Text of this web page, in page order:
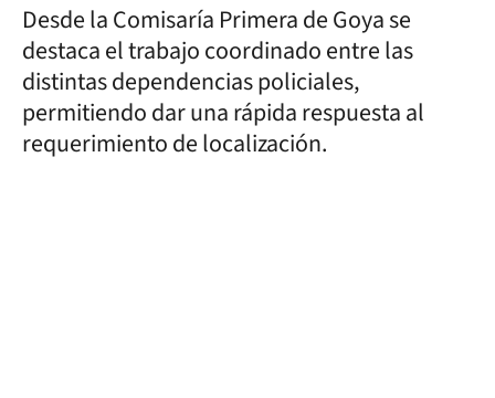
Desde la Comisaría Primera de Goya se
destaca el trabajo coordinado entre las
distintas dependencias policiales,
permitiendo dar una rápida respuesta al
requerimiento de localización.